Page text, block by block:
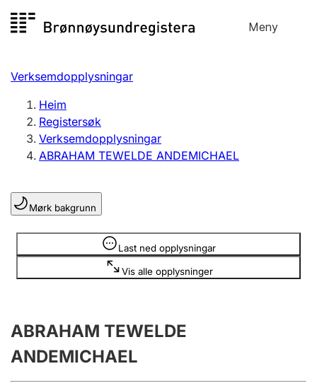
til
Meny
Registersøk
Aksjeselskap
Enkeltpersonføretak
Registrere, endre, slette
Lag og foreining
Registrere, endre, slette
Innsending og forseinkingsgebyr
Verksemdopplysningar
Heim
Registersøk
Verksemdopplysningar
ABRAHAM TEWELDE ANDEMICHAEL
Mørk bakgrunn
Last ned opplysningar
Vis alle opplysninger
Opplysninger er skjult
ABRAHAM TEWELDE
ANDEMICHAEL